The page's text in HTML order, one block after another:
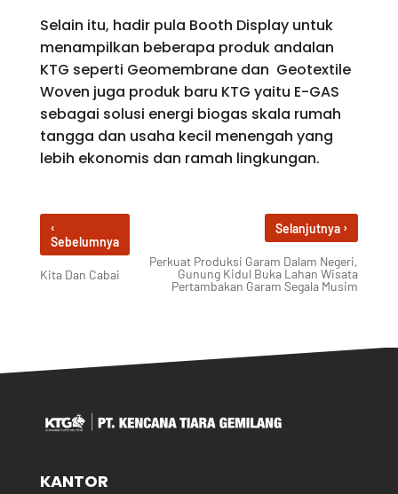
Selain itu, hadir pula Booth Display untuk
menampilkan beberapa produk andalan
KTG seperti Geomembrane dan Geotextile
Woven juga produk baru KTG yaitu E-GAS
sebagai solusi energi biogas skala rumah
tangga dan usaha kecil menengah yang
lebih ekonomis dan ramah lingkungan.
‹
Sebelumnya
Kita Dan Cabai
Selanjutnya ›
Perkuat Produksi Garam Dalam Negeri,
Gunung Kidul Buka Lahan Wisata
Pertambakan Garam Segala Musim
KANTOR